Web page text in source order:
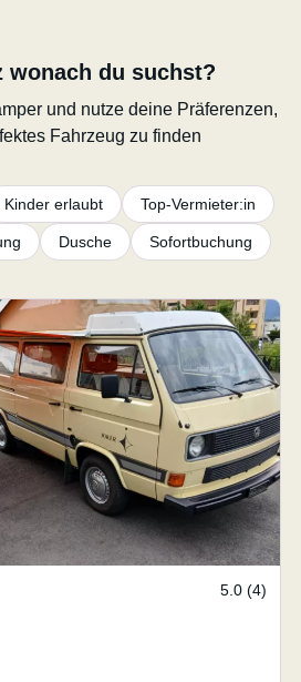
wonach du suchst?
und nutze deine Präferenzen,
Fahrzeug zu finden
Kinder erlaubt Top-Vermieter:in
Dusche Sofortbuchung
5.0 (4)